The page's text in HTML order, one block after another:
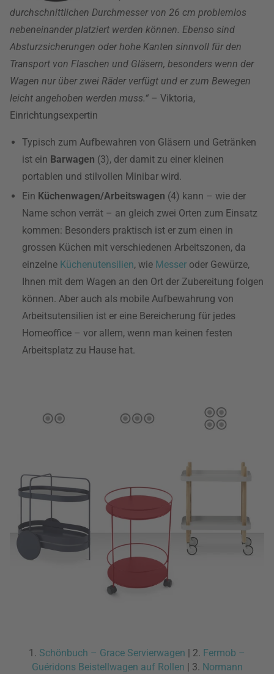
durchschnittlichen Durchmesser von 26 cm problemlos
nebeneinander platziert werden können. Ebenso sind
Absturzsicherungen oder hohe Kanten sinnvoll für den
Transport von Flaschen und Gläsern, besonders wenn der
Wagen nur über zwei Räder verfügt und er zum Bewegen
leicht angehoben werden muss.“ – Viktoria,
Einrichtungsexpertin
Typisch zum Aufbewahren von Gläsern und Getränken
ist ein Barwagen (3), der damit zu einer kleinen
portablen und stilvollen Minibar wird.
Ein Küchenwagen/Arbeitswagen (4) kann – wie der
Name schon verrät – an gleich zwei Orten zum Einsatz
kommen: Besonders praktisch ist er zum einen in
grossen Küchen mit verschiedenen Arbeitszonen, da
einzelne Küchenutensilien, wie Messer oder Gewürze,
Ihnen mit dem Wagen an den Ort der Zubereitung folgen
können. Aber auch als mobile Aufbewahrung von
Arbeitsutensilien ist er eine Bereicherung für jedes
Homeoffice – vor allem, wenn man keinen festen
Arbeitsplatz zu Hause hat.
1. Schönbuch – Grace Servierwagen | 2. Fermob –
Guéridons Beistellwagen auf Rollen | 3. Normann